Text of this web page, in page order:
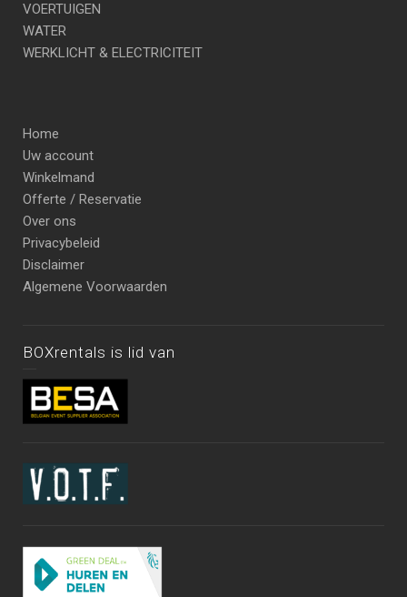
VOERTUIGEN
WATER
WERKLICHT & ELECTRICITEIT
Home
Uw account
Winkelmand
Offerte / Reservatie
Over ons
Privacybeleid
Disclaimer
Algemene Voorwaarden
BOXrentals is lid van